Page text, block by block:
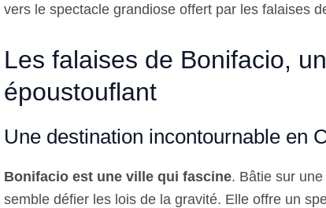
vers le spectacle grandiose offert par les falaises
Les falaises de Bonifacio,
époustouflant
Une destination incontournable en
Bonifacio est une ville qui fascine. Bâtie sur
semble défier les lois de la gravité. Elle offre un